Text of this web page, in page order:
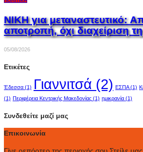
ΝΙΚΗ για μεταναστευτικό:
αποτροπή, όχι διαχείριση
05/08/2026
Ετικέτες
Έδεσσα (1) Γιαννιτσά (2) ΕΣΠΑ(1)
(1) Περιφέρεια Κεντρικής Μακεδονίας (1) ημικρανία (1)
Συνδεθείτε μαζί μας
Επικοινωνία